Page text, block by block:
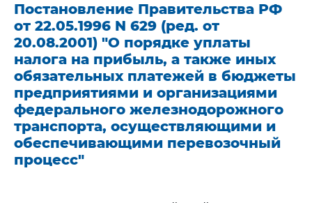
Постановление Правительства РФ
от 22.05.1996 N 629 (ред. от
20.08.2001) "О порядке уплаты
налога на прибыль, а также иных
обязательных платежей в бюджеты
предприятиями и организациями
федерального железнодорожного
транспорта, осуществляющими и
обеспечивающими перевозочный
процесс"